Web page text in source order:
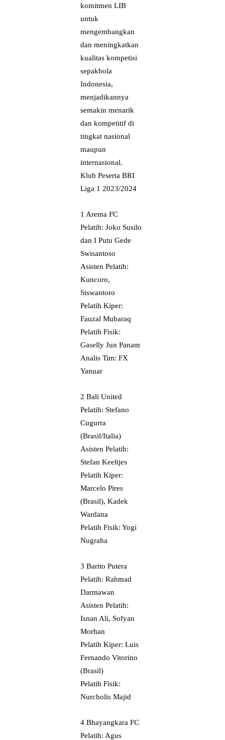
komitmen LIB
untuk
mengembangkan
dan meningkatkan
kualitas kompetisi
sepakbola
Indonesia,
menjadikannya
semakin menarik
dan kompetitif di
tingkat nasional
maupun
internasional.
Klub Peserta BRI
Liga 1 2023/2024
1 Arema FC
Pelatih: Joko Susilo
dan I Putu Gede
Swisantoso
Asisten Pelatih:
Kuncoro,
Siswantoro
Pelatih Kiper:
Fauzal Mubaraq
Pelatih Fisik:
Gaselly Jun Panam
Analis Tim: FX
Yanuar
2 Bali United
Pelatih: Stefano
Cugurra
(Brasil/Italia)
Asisten Pelatih:
Stefan Keeltjes
Pelatih Kiper:
Marcelo Pires
(Brasil), Kadek
Wardana
Pelatih Fisik: Yogi
Nugraha
3 Barito Putera
Pelatih: Rahmad
Darmawan
Asisten Pelatih:
Isnan Ali, Sofyan
Morhan
Pelatih Kiper: Luis
Fernando Vitorino
(Brasil)
Pelatih Fisik:
Nurcholis Majid
4 Bhayangkara FC
Pelatih: Agus